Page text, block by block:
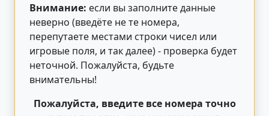
Внимание: если вы заполните данные
неверно (введёте не те номера,
перепутаете местами строки чисел или
игровые поля, и так далее) - проверка будет
неточной. Пожалуйста, будьте
внимательны!
Пожалуйста, введите все номера точно